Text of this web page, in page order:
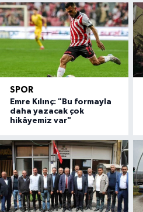
SPOR
Emre Kılınç: "Bu formayla
daha yazacak çok
hikâyemiz var"